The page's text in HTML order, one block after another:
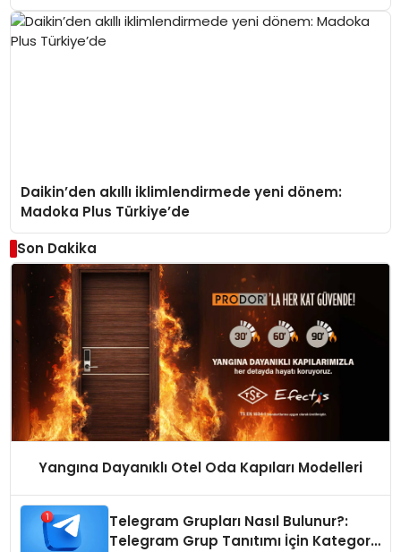
Daikin’den akıllı iklimlendirmede yeni dönem:
Madoka Plus Türkiye’de
Son Dakika
Yangına Dayanıklı Otel Oda Kapıları Modelleri
Telegram Grupları Nasıl Bulunur?:
Telegram Grup Tanıtımı İçin Kategori